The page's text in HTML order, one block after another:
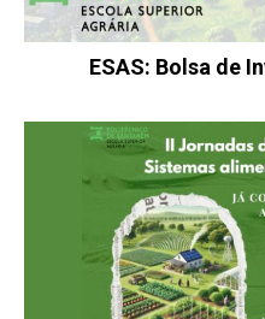
ESAS: Bolsa de